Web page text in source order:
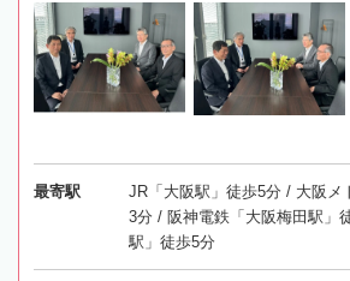
最寄駅
JR「大阪駅」徒歩5分 / 大阪メ
3分 / 阪神電鉄「大阪梅田駅」
駅」徒歩5分